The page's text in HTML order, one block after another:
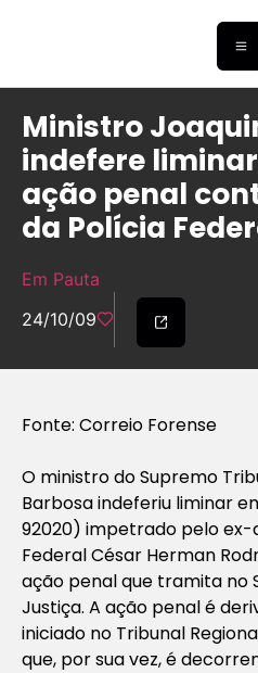
Ministro
indefere
ação penal
da Polícia
Em Pauta
24/10/09
Fonte: Correio Forense
O ministro do Supremo
Barbosa indeferiu liminar
92020) impetrado pelo
Federal César Herman
ação penal que tramita no
Justiça. A ação penal é
iniciado no Tribunal
que, por sua vez, é